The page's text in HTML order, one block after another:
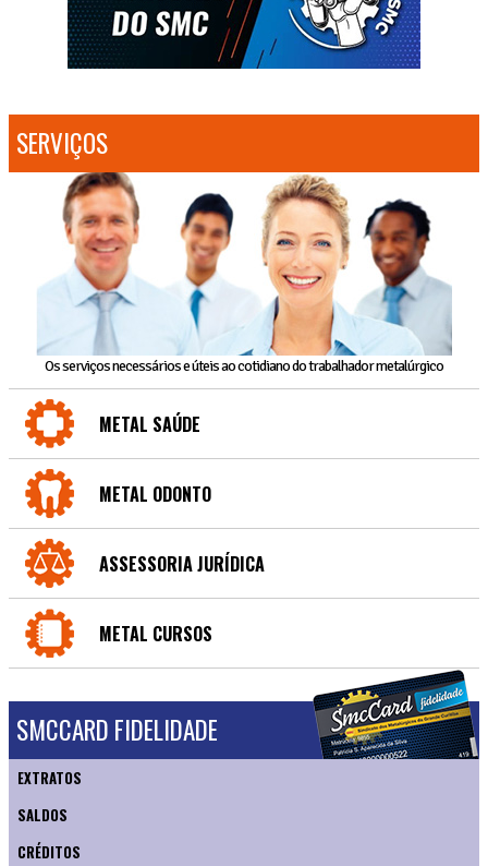
SERVIÇOS
Os serviços necessários e úteis ao cotidiano do trabalhador metalúrgico
METAL SAÚDE
METAL ODONTO
ASSESSORIA JURÍDICA
METAL CURSOS
SMCCARD FIDELIDADE
EXTRATOS
SALDOS
CRÉDITOS